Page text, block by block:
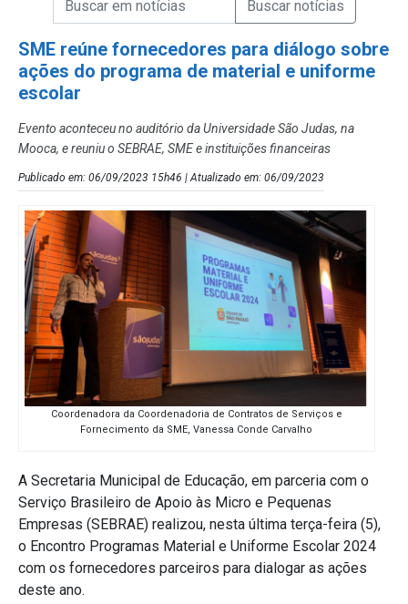
SME reúne fornecedores para diálogo sobre
ações do programa de material e uniforme
escolar
Evento aconteceu no auditório da Universidade São Judas, na
Mooca, e reuniu o SEBRAE, SME e instituições financeiras
Publicado em: 06/09/2023 15h46 | Atualizado em: 06/09/2023
Coordenadora da Coordenadoria de Contratos de Serviços e
Fornecimento da SME, Vanessa Conde Carvalho
A Secretaria Municipal de Educação, em parceria com o
Serviço Brasileiro de Apoio às Micro e Pequenas
Empresas (SEBRAE) realizou, nesta última terça-feira (5),
o Encontro Programas Material e Uniforme Escolar 2024
com os fornecedores parceiros para dialogar as ações
deste ano.